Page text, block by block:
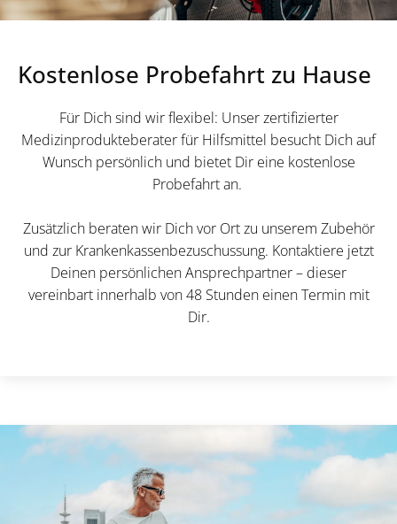
Kostenlose Probefahrt zu Hause
Für Dich sind wir flexibel: Unser zertifizierter
Medizinprodukteberater für Hilfsmittel besucht Dich auf
Wunsch persönlich und bietet Dir eine kostenlose
Probefahrt an.
Zusätzlich beraten wir Dich vor Ort zu unserem Zubehör
und zur Krankenkassenbezuschussung. Kontaktiere jetzt
Deinen persönlichen Ansprechpartner – dieser
vereinbart innerhalb von 48 Stunden einen Termin mit
Dir.